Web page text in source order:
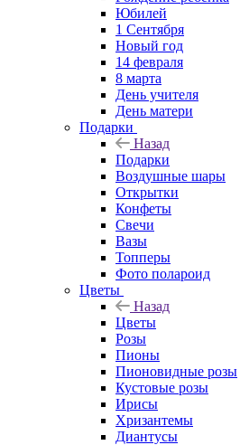
Юбилей
1 Сентября
Новый год
14 февраля
8 марта
День учителя
День матери
Подарки
Назад
Подарки
Воздушные шары
Открытки
Конфеты
Свечи
Вазы
Топперы
Фото полароид
Цветы
Назад
Цветы
Розы
Пионы
Пионовидные розы
Кустовые розы
Ирисы
Хризантемы
Диантусы